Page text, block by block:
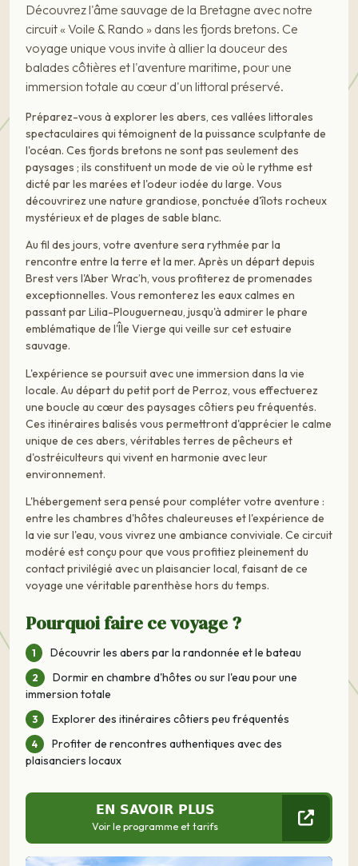
Découvrez l'âme sauvage de la Bretagne avec notre
circuit « Voile & Rando » dans les fjords bretons. Ce
voyage unique vous invite à allier la douceur des
balades côtières et l'aventure maritime, pour une
immersion totale au cœur d'un littoral préservé.
Préparez-vous à explorer les abers, ces vallées littorales
spectaculaires qui témoignent de la puissance sculptante de
l'océan. Ces fjords bretons ne sont pas seulement des
paysages ; ils constituent un mode de vie où le rythme est
dicté par les marées et l'odeur iodée du large. Vous
découvrirez une nature grandiose, ponctuée d'îlots rocheux
mystérieux et de plages de sable blanc.
Au fil des jours, votre aventure sera rythmée par la
rencontre entre la terre et la mer. Après un départ depuis
Brest vers l'Aber Wrac’h, vous profiterez de promenades
exceptionnelles. Vous remonterez les eaux calmes en
passant par Lilia-Plouguerneau, jusqu'à admirer le phare
emblématique de l'Île Vierge qui veille sur cet estuaire
sauvage.
L'expérience se poursuit avec une immersion dans la vie
locale. Au départ du petit port de Perroz, vous effectuerez
une boucle au cœur des paysages côtiers peu fréquentés.
Ces itinéraires balisés vous permettront d'apprécier le calme
unique de ces abers, véritables terres de pêcheurs et
d'ostréiculteurs qui vivent en harmonie avec leur
environnement.
L'hébergement sera pensé pour compléter votre aventure :
entre les chambres d'hôtes chaleureuses et l'expérience de
la vie sur l'eau, vous vivrez une ambiance conviviale. Ce circuit
modéré est conçu pour que vous profitiez pleinement du
contact privilégié avec un plaisancier local, faisant de ce
voyage une véritable parenthèse hors du temps.
Pourquoi faire ce voyage ?
Découvrir les abers par la randonnée et le bateau
Dormir en chambre d'hôtes ou sur l'eau pour une
immersion totale
Explorer des itinéraires côtiers peu fréquentés
Profiter de rencontres authentiques avec des
plaisanciers locaux
EN SAVOIR PLUS
Voir le programme et tarifs